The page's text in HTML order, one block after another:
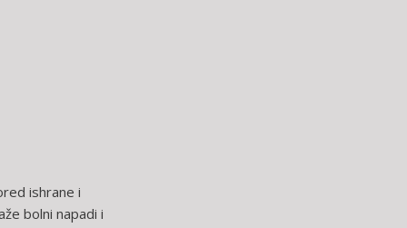
ishrane i
bolni napadi i